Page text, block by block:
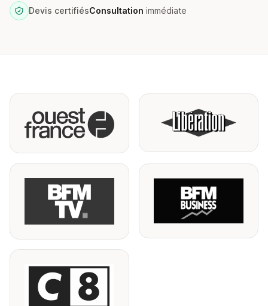
Devis certifiésConsultation immédiate